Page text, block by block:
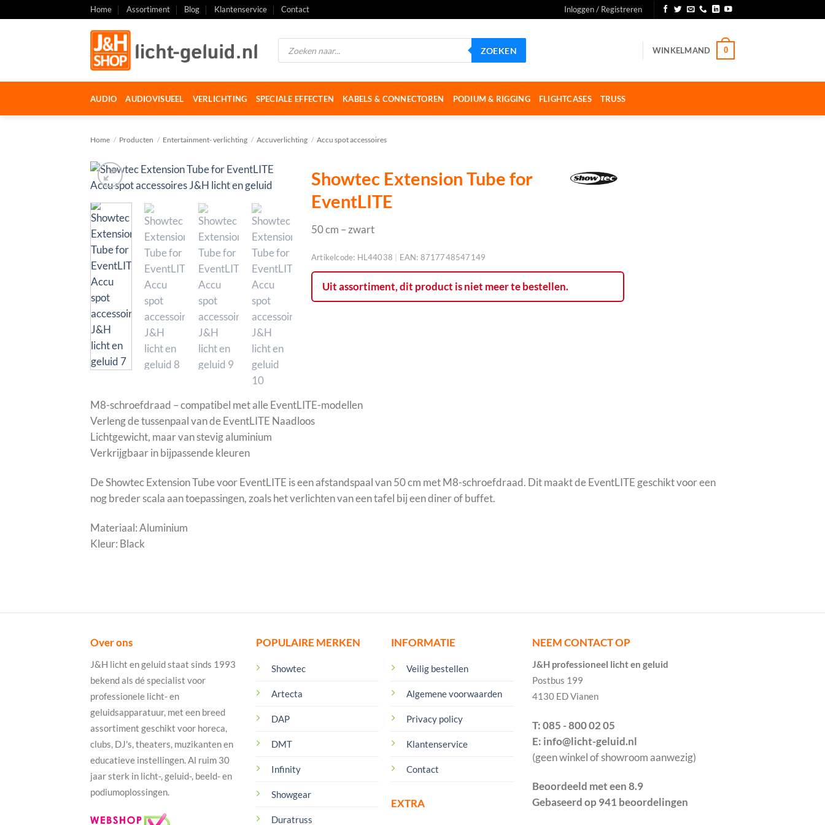
naar
Home Assortiment Blog Klantenservice Contact Inloggen / Registreren
Producten
zoeken
ZOEKEN WINKELMAND 0
AUDIO AUDIOVISUEEL VERLICHTING SPECIALE EFFECTEN KABELS & CONNECTOREN PODIUM & RIGGING FLIGHTCASES TRUSS
Home / Producten / Entertainment- verlichting / Accuverlichting / Accu spot accessoires
Showtec Extension Tube for
EventLITE
50 cm – zwart
Artikelcode: HL44038 EAN: 8717748547149
Uit assortiment, dit product is niet meer te bestellen.
M8-schroefdraad – compatibel met alle EventLITE-modellen
Verleng de tussenpaal van de EventLITE Naadloos
Lichtgewicht, maar van stevig aluminium
Verkrijgbaar in bijpassende kleuren
De Showtec Extension Tube voor EventLITE is een afstandspaal van 50 cm met M8-schroefdraad. Dit maakt de EventLITE geschikt voor een
nog breder scala aan toepassingen, zoals het verlichten van een tafel bij een diner of buffet.
Materiaal: Aluminium
Kleur: Black
Over ons
J&H licht en geluid staat sinds 1993
bekend als dé specialist voor
professionele licht- en
geluidsapparatuur, met een breed
assortiment geschikt voor horeca,
clubs, DJ's, theaters, muzikanten en
educatieve instellingen. Al ruim 30
jaar sterk in licht-, geluid-, beeld- en
podiumoplossingen.
POPULAIRE MERKEN
Showtec
Artecta
DAP
DMT
Infinity
Showgear
Duratruss
INFORMATIE
Veilig bestellen
Algemene voorwaarden
Privacy policy
Klantenservice
Contact
EXTRA
NEEM CONTACT OP
J&H professioneel licht en geluid
Postbus 199
4130 ED Vianen
T: 085 - 800 02 05
E: info@licht-geluid.nl
(geen winkel of showroom aanwezig)
Beoordeeld met een 8.9
Gebaseerd op 941 beoordelingen